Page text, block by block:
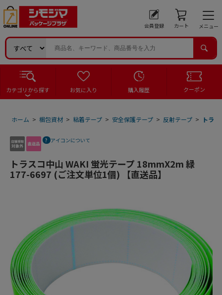
会員登録 カート メニュー
カテゴリから探す お気に入り 購入履歴 クーポン
ホーム > 梱包資材 > 粘着テープ > 安全保護テープ > 反射テープ > トラ
アイコンについて
トラスコ中山 WAKI 蛍光テープ 18mmX2m 緑
177-6697 (ご注文単位1個) 【直送品】